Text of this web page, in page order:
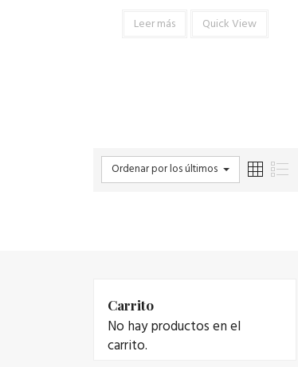
Leer más Quick View
Ordenar por los últimos
Carrito
No hay productos en el
carrito.